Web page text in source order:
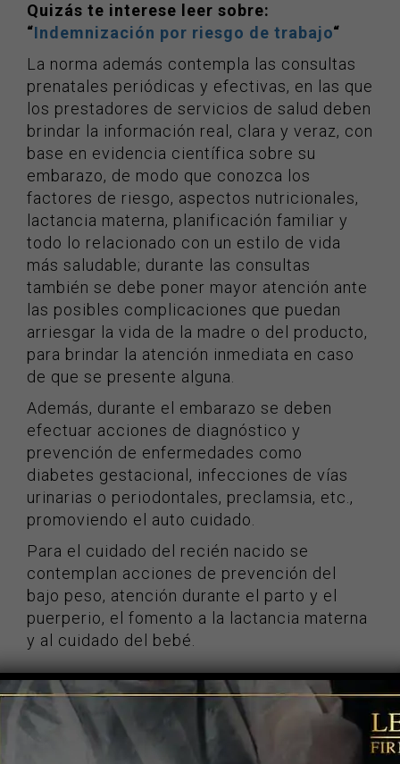
Quizás te interese leer sobre:
“Indemnización por riesgo de trabajo“
La norma además contempla las consultas
prenatales periódicas y efectivas, en las que
los prestadores de servicios de salud deben
brindar la información real, clara y veraz, con
base en evidencia científica sobre su
embarazo, de modo que conozca los
factores de riesgo, aspectos nutricionales,
lactancia materna, planificación familiar y
todo lo relacionado con un estilo de vida
más saludable; durante las consultas
también se debe poner mayor atención ante
las posibles complicaciones que puedan
arriesgar la vida de la madre o del producto,
para brindar la atención inmediata en caso
de que se presente alguna.
Además, durante el embarazo se deben
efectuar acciones de diagnóstico y
prevención de enfermedades como
diabetes gestacional, infecciones de vías
urinarias o periodontales, preclamsia, etc.,
promoviendo el auto cuidado.
Para el cuidado del recién nacido se
contemplan acciones de prevención del
bajo peso, atención durante el parto y el
puerperio, el fomento a la lactancia materna
y al cuidado del bebé.
¡CONTÁCTENOS!